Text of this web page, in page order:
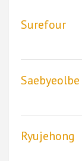
Surefour
Saebyeolbe
Ryujehong